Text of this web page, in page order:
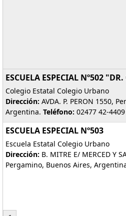
ESCUELA ESPECIAL Nº502
Colegio Estatal Colegio Urbano
Dirección: AVDA. P. PERON 1550,
Argentina. Teléfono: 02477 42-4409
ESCUELA ESPECIAL Nº503
Escuela Estatal Colegio Urbano
Dirección: B. MITRE E/ MERCED Y
Pergamino, Buenos Aires,